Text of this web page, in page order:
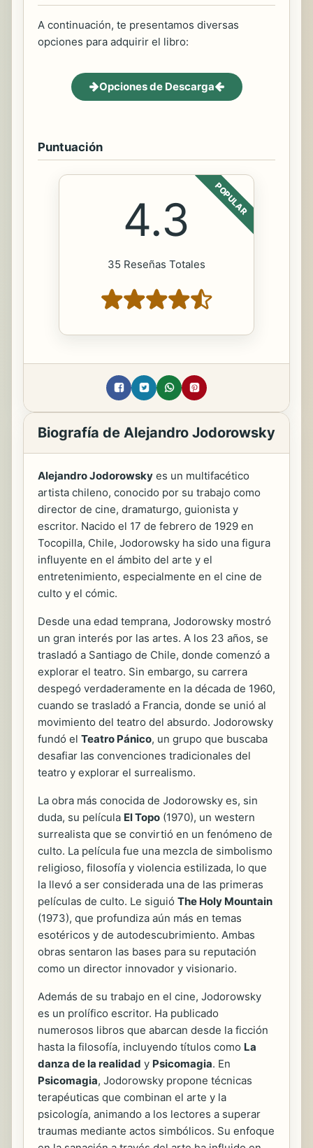
A continuación, te presentamos diversas
opciones para adquirir el libro:
Opciones de Descarga
Puntuación
POPULAR
4.3
35 Reseñas Totales
Biografía de Alejandro Jodorowsky
Alejandro Jodorowsky es un multifacético
artista chileno, conocido por su trabajo como
director de cine, dramaturgo, guionista y
escritor. Nacido el 17 de febrero de 1929 en
Tocopilla, Chile, Jodorowsky ha sido una figura
influyente en el ámbito del arte y el
entretenimiento, especialmente en el cine de
culto y el cómic.
Desde una edad temprana, Jodorowsky mostró
un gran interés por las artes. A los 23 años, se
trasladó a Santiago de Chile, donde comenzó a
explorar el teatro. Sin embargo, su carrera
despegó verdaderamente en la década de 1960,
cuando se trasladó a Francia, donde se unió al
movimiento del teatro del absurdo. Jodorowsky
fundó el Teatro Pánico, un grupo que buscaba
desafiar las convenciones tradicionales del
teatro y explorar el surrealismo.
La obra más conocida de Jodorowsky es, sin
duda, su película El Topo (1970), un western
surrealista que se convirtió en un fenómeno de
culto. La película fue una mezcla de simbolismo
religioso, filosofía y violencia estilizada, lo que
la llevó a ser considerada una de las primeras
películas de culto. Le siguió The Holy Mountain
(1973), que profundiza aún más en temas
esotéricos y de autodescubrimiento. Ambas
obras sentaron las bases para su reputación
como un director innovador y visionario.
Además de su trabajo en el cine, Jodorowsky
es un prolífico escritor. Ha publicado
numerosos libros que abarcan desde la ficción
hasta la filosofía, incluyendo títulos como La
danza de la realidad y Psicomagia. En
Psicomagia, Jodorowsky propone técnicas
terapéuticas que combinan el arte y la
psicología, animando a los lectores a superar
traumas mediante actos simbólicos. Su enfoque